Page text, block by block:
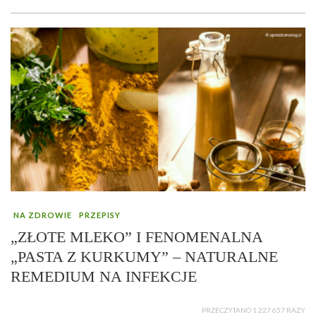
NA ZDROWIE PRZEPISY
„ZŁOTE MLEKO” I FENOMENALNA
„PASTA Z KURKUMY” – NATURALNE
REMEDIUM NA INFEKCJE
PRZECZYTANO 1 227 657 RAZY